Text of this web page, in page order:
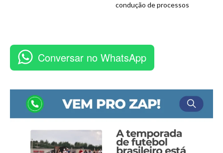
condução de processos
Conversar no WhatsApp